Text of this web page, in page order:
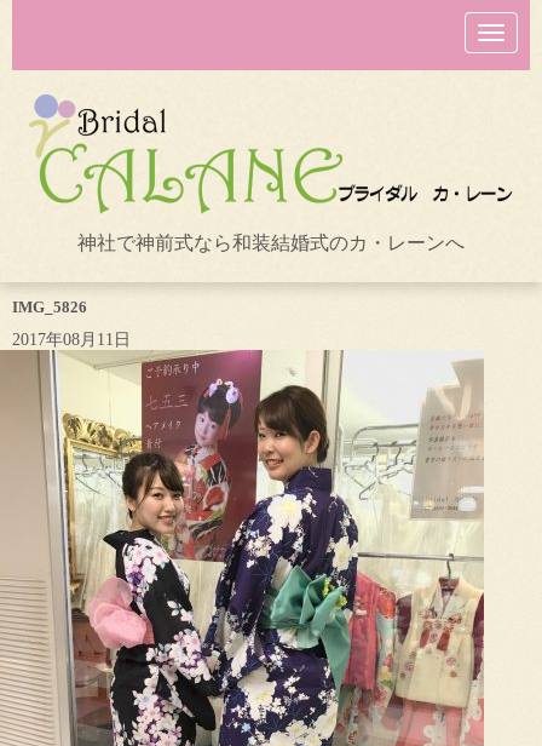
N
a
v
o
n
神社で神前式なら和装結婚式のカ・レーンへ
IMG_5826
2017年08月11日